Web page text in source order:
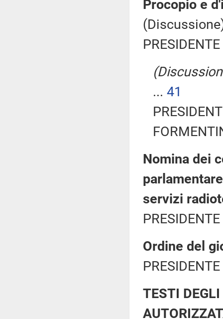
Procopio e
... 41
Nomina dei
servizi
Ordine del
TESTI